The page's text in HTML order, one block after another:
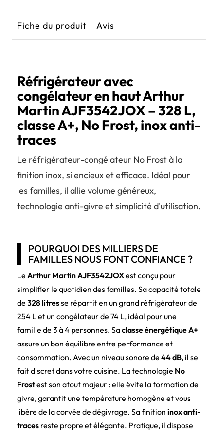
Fiche du produit Avis
Réfrigérateur avec
congélateur en haut Arthur
Martin AJF3542JOX – 328 L,
classe A+, No Frost, inox anti-
traces
Le réfrigérateur-congélateur No Frost à la
finition inox, silencieux et efficace. Idéal pour
les familles, il allie volume généreux,
technologie anti-givre et simplicité d'utilisation.
POURQUOI DES MILLIERS DE
FAMILLES NOUS FONT CONFIANCE ?
Le Arthur Martin AJF3542JOXest conçu pour
simplifier le quotidien des familles. Sa capacité totale
de 328 litresse répartit en un grand réfrigérateur de
254 L et un congélateur de 74 L, idéal pour une
famille de 3 à 4 personnes. Saclasse énergétique A+
assure un bon équilibre entre performance et
consommation. Avec un niveau sonore de 44 dB, il se
fait discret dans votre cuisine. La technologie No
Frostest son atout majeur : elle évite la formation de
givre, garantit une température homogène et vous
libère de la corvée de dégivrage. Sa finition inox anti-
traces reste propre et élégante. Pratique, il dispose